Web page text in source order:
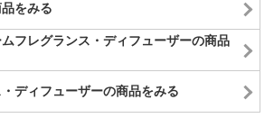
をみる
フレグランス・ディフューザーの商品
ディフューザーの商品をみる